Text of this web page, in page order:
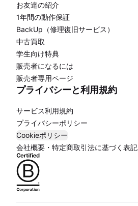
お友達の紹介
1年間の動作保証
BackUp（修理復旧サービス）
中古買取
学生向け特典
販売者になるには
販売者専用ページ
プライバシーと利用規約
サービス利用規約
プライバシーポリシー
Cookieポリシー
会社概要・特定商取引法に基づく表記